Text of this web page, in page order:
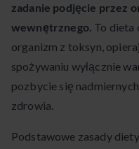
zadanie podjęcie przez
wewnętrznego. To dieta
organizm z toksyn,
spożywaniu wyłącznie
pozbycie się
zdrowia.
Podstawowe zasady